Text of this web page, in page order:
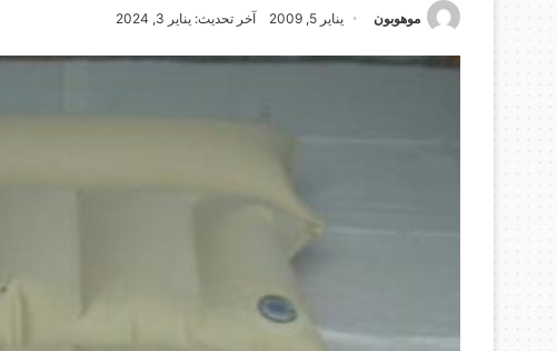
موهوبون يناير 5, 2009 آخر تحديث: يناير 3, 2024